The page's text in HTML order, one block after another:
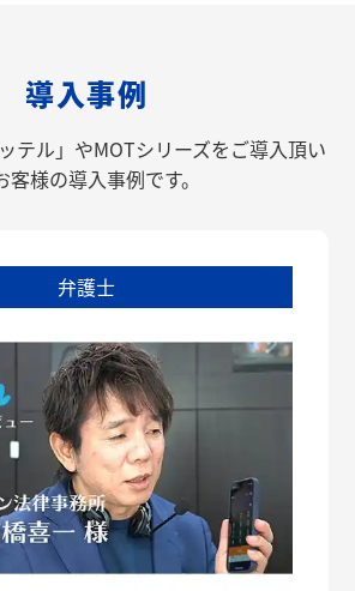
導入事例
テル」やMOTシリーズをご導入頂い
客様の導入事例です。
弁護士